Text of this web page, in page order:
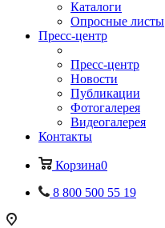
Каталоги
Опросные листы
Пресс-центр
Пресс-центр
Новости
Публикации
Фотогалерея
Видеогалерея
Контакты
Корзина0
8 800 500 55 19